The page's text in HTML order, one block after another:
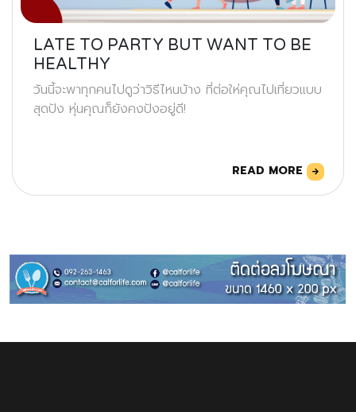
LATE TO PARTY BUT WANT TO BE
HEALTHY
วันนี้จะพาทุกคนไปดูว่าวิธีไหนบ้าง ที่ต่อให่คุณไปเที่ยวแบบ
สุดปัง หุ่นคุณก็ยังคงปังอยู่ดี!
READ MORE